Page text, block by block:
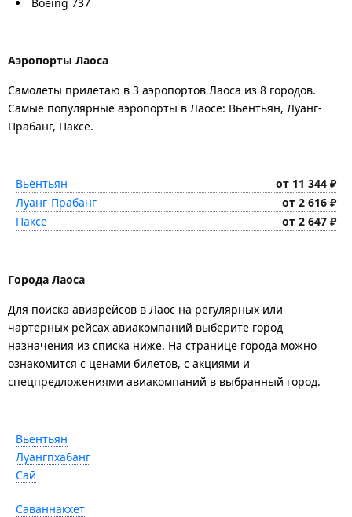
Аэропорты Лаоса
Самолеты прилетаю в 3 аэропортов Лаоса из 8 городов.
Самые популярные аэропорты в Лаосе: Вьентьян, Луанг-
Прабанг, Паксе.
Вьентьян
от 11 344 ₽
Луанг-Прабанг
от 2 616 ₽
Паксе
от 2 647 ₽
Города Лаоса
Для поиска авиарейсов в Лаос на регулярных или
чартерных рейсах авиакомпаний выберите город
назначения из списка ниже. На странице города можно
ознакомится с ценами билетов, с акциями и
спецпредложениями авиакомпаний в выбранный город.
Вьентьян
Луангпхабанг
Сай
Саваннакхет